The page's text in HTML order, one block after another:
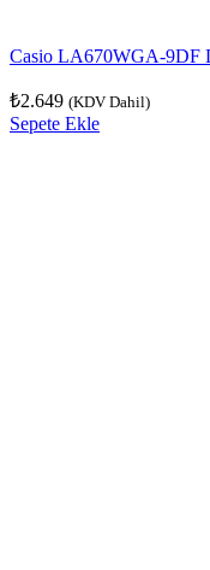
Casio LA670WGA-9DF
₺2.649 (KDV Dahil)
Sepete Ekle